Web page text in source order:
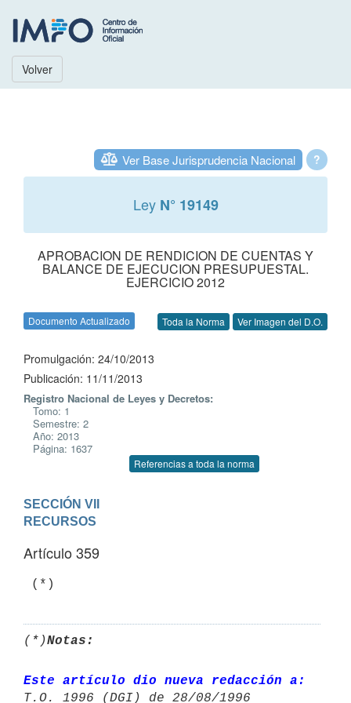
Volver
?
Ver Base Jurisprudencia Nacional
Ley N° 19149
APROBACION DE RENDICION DE CUENTAS Y
BALANCE DE EJECUCION PRESUPUESTAL.
EJERCICIO 2012
Documento Actualizado Toda la Norma Ver Imagen del D.O.
Promulgación: 24/10/2013
Publicación: 11/11/2013
Registro Nacional de Leyes y Decretos:
Tomo: 1
Semestre: 2
Año: 2013
Página: 1637
Referencias a toda la norma
SECCIÓN VII
RECURSOS
Artículo 359
(*)Notas:
Este artículo dio nueva redacción a:
T.O. 1996 (DGI) de 28/08/1996